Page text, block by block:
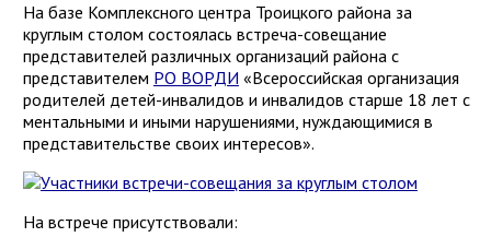
На базе Комплексного центра Троицкого района за
круглым столом состоялась встреча-совещание
представителей различных организаций района с
представителем РО ВОРДИ «Всероссийская организация
родителей детей-инвалидов и инвалидов старше 18 лет с
ментальными и иными нарушениями, нуждающимися в
представительстве своих интересов».
На встрече присутствовали: